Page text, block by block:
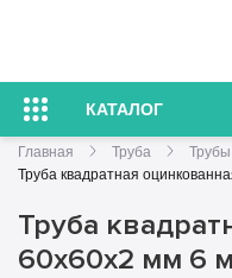
КАТАЛОГ
Главная Труба
Труба квадратная
Труба
60х60х2 мм 6